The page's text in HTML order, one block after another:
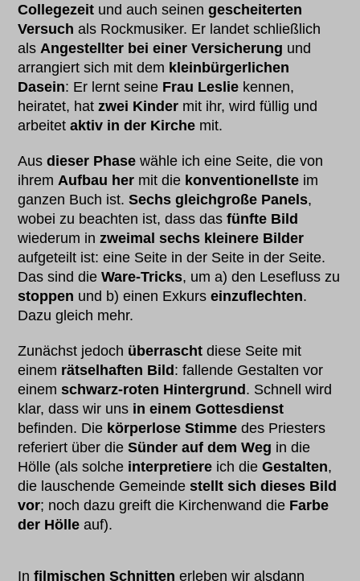
Collegezeit und auch seinengescheiterten
Versuch als Rockmusiker. Er landet schließlich
alsAngestellter bei einer Versicherung und
arrangiert sich mit dem kleinbürgerlichen
Dasein: Er lernt seine Frau Leslie kennen,
heiratet, hatzwei Kinder mit ihr, wird füllig und
arbeitetaktiv in der Kirche mit.
Ausdieser Phase wähle ich eine Seite, die von
ihremAufbau her mit die konventionellste im
ganzen Buch ist.Sechs gleichgroße Panels,
wobei zu beachten ist, dass dasfünfte Bild
wiederum inzweimal sechs kleinere Bilder
aufgeteilt ist: eine Seite in der Seite in der Seite.
Das sind dieWare-Tricks, um a) den Lesefluss zu
stoppen und b) einen Exkurseinzuflechten.
Dazu gleich mehr.
Zunächst jedoch überrascht diese Seite mit
einem rätselhaften Bild : fallende Gestalten vor
einemschwarz-roten Hintergrund . Schnell wird
klar, dass wir uns in einem Gottesdienst
befinden. Die körperlose Stimme des Priesters
referiert über dieSünder auf dem Weg in die
Hölle (als solche interpretiere ich dieGestalten,
die lauschende Gemeindestellt sich dieses Bild
vor; noch dazu greift die Kirchenwand die Farbe
der Hölle auf).
Infilmischen Schnitten erleben wir alsdann